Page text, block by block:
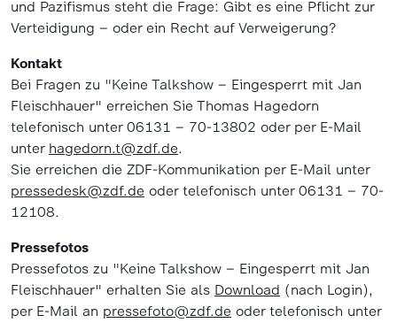
und Pazifismus steht die Frage: Gibt es eine Pflicht zur
Verteidigung – oder ein Recht auf Verweigerung?
Kontakt
Bei Fragen zu "Keine Talkshow – Eingesperrt mit Jan
Fleischhauer" erreichen Sie Thomas Hagedorn
telefonisch unter 06131 – 70-13802 oder per E-Mail
unter hagedorn.t@zdf.de.
Sie erreichen die ZDF-Kommunikation per E-Mail unter
pressedesk@zdf.de oder telefonisch unter 06131 – 70-
12108.
Pressefotos
Pressefotos zu "Keine Talkshow – Eingesperrt mit Jan
Fleischhauer" erhalten Sie als Download (nach Login),
per E-Mail an pressefoto@zdf.de oder telefonisch unter